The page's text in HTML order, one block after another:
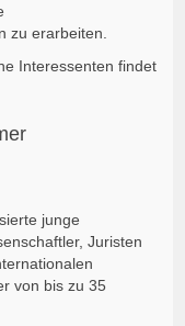
zu erarbeiten.
Interessenten findet
junge
Juristen
von bis zu 35